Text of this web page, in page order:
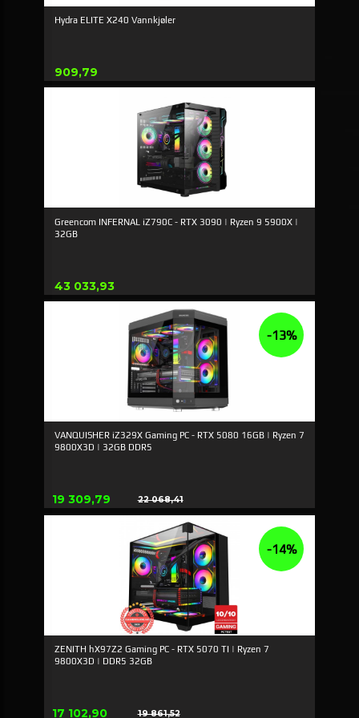
Hydra ELITE X240 Vannkjøler
Pris
909,79
Greencom INFERNAL iZ790C - RTX 3090 | Ryzen 9 5900X |
32GB
Pris
43 033,93
VANQUISHER iZ329X Gaming PC - RTX 5080 16GB | Ryzen 7
9800X3D | 32GB DDR5
Tilbud
19 309,79 22 068,41
Rabat
-13%
ZENITH hX97Z2 Gaming PC - RTX 5070 TI | Ryzen 7
9800X3D | DDR5 32GB
Tilbud
17 102,90 19 861,52
-14%